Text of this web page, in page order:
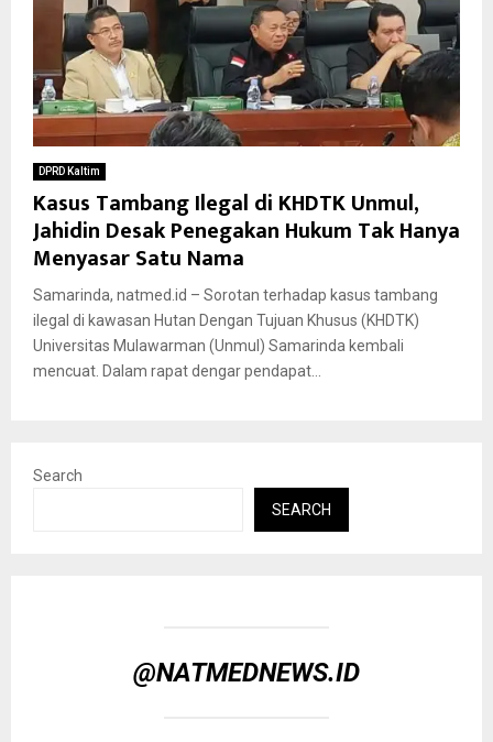
DPRD Kaltim
Kasus Tambang Ilegal di KHDTK Unmul,
Jahidin Desak Penegakan Hukum Tak Hanya
Menyasar Satu Nama
Samarinda, natmed.id – Sorotan terhadap kasus tambang
ilegal di kawasan Hutan Dengan Tujuan Khusus (KHDTK)
Universitas Mulawarman (Unmul) Samarinda kembali
mencuat. Dalam rapat dengar pendapat...
Search
SEARCH
@NATMEDNEWS.ID